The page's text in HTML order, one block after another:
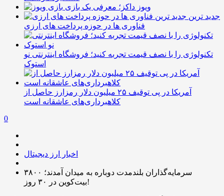
ویوز داکز؛ معرفی یک بازی
جدید ترین
فناوری ها در حوزه پرداخت های ارزی
تکنولوژی را با نصف قیمت تجربه کنید؛ فروشگاه اینترنتی نو
استوک
آمریکا در پی توقیف ۲۵ میلیون دلار رمزارز حاصل از
کلاهبرداری‌های عاشقانه است
0
اخبار ارز دیجیتال
سرمایه‌گذاران بلندمدت دوباره به میدان آمدند؛ ۳۸۰۰
بیت‌کوین در ۳۰ روز!